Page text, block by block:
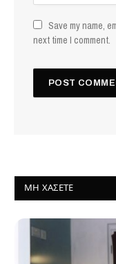
Save my name,
next time I comment.
ΜΗ ΧΆΣΕΤΕ